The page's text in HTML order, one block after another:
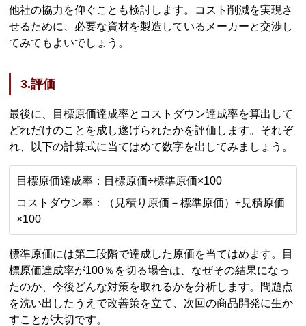
他社の協力を仰ぐことも検討します。コスト削減を実現さ
せるために、必要な資材を製造しているメーカーと交渉し
てみてもよいでしょう。
3.評価
最後に、目標原価達成率とコストダウン達成率を算出して
どれだけのことを成し遂げられたかを評価します。それぞ
れ、以下の計算式に当てはめて数字を出してみましょう。
目標原価達成率：目標原価÷標準原価×100
コストダウン率：（見積り原価－標準原価）÷見積原価
×100
標準原価には第二段階で達成した原価を当てはめます。目
標原価達成率が100％を切る場合は、なぜその結果になっ
たのか、今後どんな対策を取れるかを分析します。問題点
を洗い出したうえで改善策を立て、次回の商品開発に生か
すことが大切です。